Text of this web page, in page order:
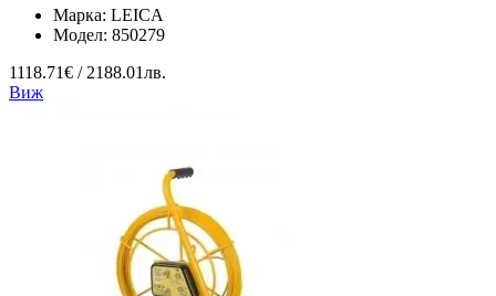
Марка: LEICA
Модел: 850279
1118.71€ / 2188.01лв.
Виж